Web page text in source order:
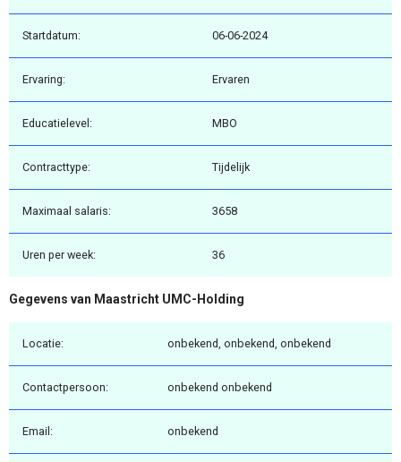
Startdatum: 06-06-2024
Ervaring: Ervaren
Educatielevel: MBO
Contracttype: Tijdelijk
Maximaal salaris: 3658
Uren per week: 36
Gegevens van Maastricht UMC-Holding
Locatie: onbekend, onbekend, onbekend
Contactpersoon: onbekend onbekend
Email: onbekend